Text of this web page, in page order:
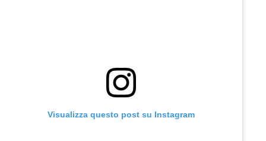
Visualizza questo post su Instagram